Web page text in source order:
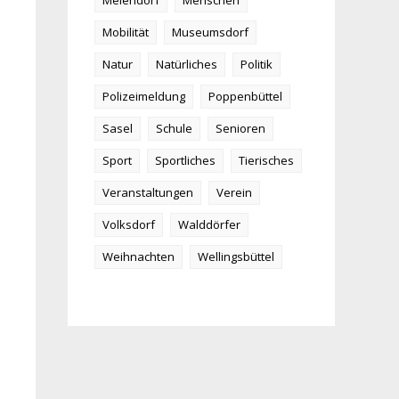
Mobilität
Museumsdorf
Natur
Natürliches
Politik
Polizeimeldung
Poppenbüttel
Sasel
Schule
Senioren
Sport
Sportliches
Tierisches
Veranstaltungen
Verein
Volksdorf
Walddörfer
Weihnachten
Wellingsbüttel